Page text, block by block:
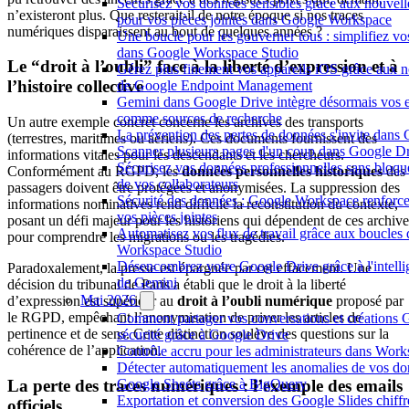
Sécurisez vos données sensibles grâce aux
pour vos pièces jointes dans Google Workspace
Une boucle pour les gouverner tous : simplifiez
dans Google Workspace Studio
Gérez plus finement vos appareils iOS grâce aux
de Google Endpoint Management
Gemini dans Google Drive intègre désormais vos
comme sources de recherche
La prévention des pertes de données s'invite dans
Scanner plusieurs pages d'un coup dans Google
Sécurisez vos données professionnelles sans
de vos collaborateurs
Sécurité des données : Google Workspace
vos pièces jointes
Automatisez vos flux de travail grâce aux boucles
Workspace Studio
Désencombrez votre Google Drive grâce à
de Gemini
Mai 2026
Comment partager vos conversations et créations
sécurité grâce à Google Drive
Contrôle accru pour les administrateurs dans
Détecter automatiquement les anomalies de vos
Google Sheets grâce à BigQuery
Exportation et conversion des Google Slides
n’existeront plus. Que resterait-il de notre époque si nos traces
numériques disparaissent au bout de quelques années ?
Le “droit à l’oubli” face à la liberté d’expression et à
l’histoire collective
Un autre exemple concret concerne les archives des transports
(terrestres, maritimes ou aériens). Ces documents fournissent des
informations vitales pour les descendants et les chercheurs.
Conformément au RGPD, lesdonnées personnelles historiquesdes
passagers doivent être protégées et anonymisées. La suppression des
informations nominatives rend difficile la reconstitution du contexte,
posant un défi majeur pour les historiens qui dépendent de ces
pour comprendre les migrations ou les tragédies.
Paradoxalement, la presse est épargnée par cet effacement. Une
décision du tribunal de Paris a établi que le droit à la liberté
d’expression est supérieur au droit à l’oubli numérique proposé par
le RGPD, empêchant l’anonymisation de priver les articles de
pertinence et de sens. Cette distinction soulève des questions sur la
cohérence de l’application.
La perte des traces numériques : l’exemple des emails